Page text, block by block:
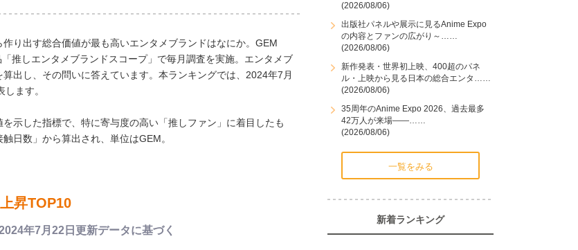
り出す総合価値が最も高いエンタメブランドはなにか。GEM
推しエンタメブランドスコープ」で毎月調査を実施。エンタメブ
出し、その問いに答えています。本ランキングでは、2024年7月
ます。
示した指標で、特に寄与度の高い「推しファン」に着目したも
日数」から算出され、単位はGEM。
昇TOP10
年7月22日更新データに基づく
(2026/08/06)
出版社パネルや展示に見るAnime Expo
の内容とファンの広がり～……
(2026/08/06)
新作発表・世界初上映、400超のパネ
ル・上映から見る日本の総合エンタ……
(2026/08/06)
35周年のAnime Expo 2026、過去最多
42万人が来場――……
(2026/08/06)
一覧をみる
新着ランキング